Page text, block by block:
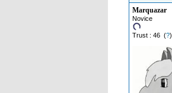
Marquazar
Novice
Trust : 46 (?)